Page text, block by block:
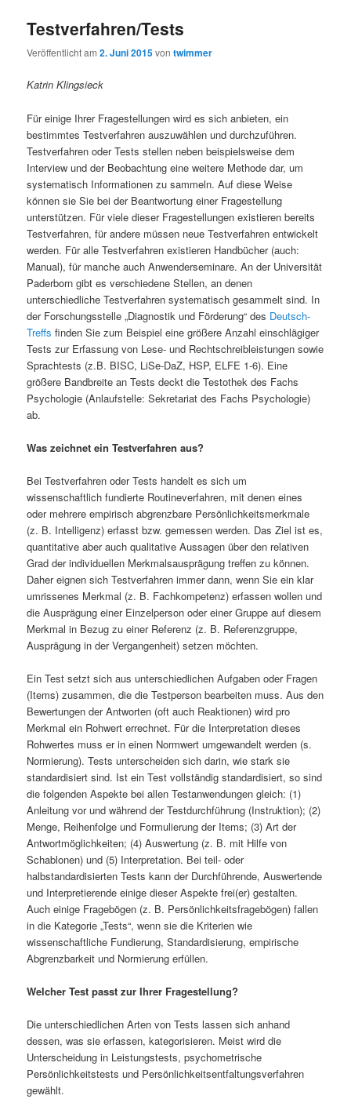
Testverfahren/Tests
Veröffentlicht am2. Juni 2015vontwimmer
Katrin Klingsieck
Für einige Ihrer Fragestellungen wird es sich anbieten, ein
bestimmtes Testverfahren auszuwählen und durchzuführen.
Testverfahren oder Tests stellen neben beispielsweise dem
Interview und der Beobachtung eine weitere Methode dar, um
systematisch Informationen zu sammeln. Auf diese Weise
können sie Sie bei der Beantwortung einer Fragestellung
unterstützen. Für viele dieser Fragestellungen existieren bereits
Testverfahren, für andere müssen neue Testverfahren entwickelt
werden. Für alle Testverfahren existieren Handbücher (auch:
Manual), für manche auch Anwenderseminare. An der Universität
Paderborn gibt es verschiedene Stellen, an denen
unterschiedliche Testverfahren systematisch gesammelt sind. In
der Forschungsstelle „Diagnostik und Förderung“ des Deutsch-
Treffs finden Sie zum Beispiel eine größere Anzahl einschlägiger
Tests zur Erfassung von Lese- und Rechtschreibleistungen sowie
Sprachtests (z.B. BISC, LiSe-DaZ, HSP, ELFE 1-6). Eine
größere Bandbreite an Tests deckt die Testothek des Fachs
Psychologie (Anlaufstelle: Sekretariat des Fachs Psychologie)
ab.
Was zeichnet ein Testverfahren aus?
Bei Testverfahren oder Tests handelt es sich um
wissenschaftlich fundierte Routineverfahren, mit denen eines
oder mehrere empirisch abgrenzbare Persönlichkeitsmerkmale
(z. B. Intelligenz) erfasst bzw. gemessen werden. Das Ziel ist es,
quantitative aber auch qualitative Aussagen über den relativen
Grad der individuellen Merkmalsausprägung treffen zu können.
Daher eignen sich Testverfahren immer dann, wenn Sie ein klar
umrissenes Merkmal (z. B. Fachkompetenz) erfassen wollen und
die Ausprägung einer Einzelperson oder einer Gruppe auf diesem
Merkmal in Bezug zu einer Referenz (z. B. Referenzgruppe,
Ausprägung in der Vergangenheit) setzen möchten.
Ein Test setzt sich aus unterschiedlichen Aufgaben oder Fragen
(Items) zusammen, die die Testperson bearbeiten muss. Aus den
Bewertungen der Antworten (oft auch Reaktionen) wird pro
Merkmal ein Rohwert errechnet. Für die Interpretation dieses
Rohwertes muss er in einen Normwert umgewandelt werden (s.
Normierung). Tests unterscheiden sich darin, wie stark sie
standardisiert sind. Ist ein Test vollständig standardisiert, so sind
die folgenden Aspekte bei allen Testanwendungen gleich: (1)
Anleitung vor und während der Testdurchführung (Instruktion); (2)
Menge, Reihenfolge und Formulierung der Items; (3) Art der
Antwortmöglichkeiten; (4) Auswertung (z. B. mit Hilfe von
Schablonen) und (5) Interpretation. Bei teil- oder
halbstandardisierten Tests kann der Durchführende, Auswertende
und Interpretierende einige dieser Aspekte frei(er) gestalten.
Auch einige Fragebögen (z. B. Persönlichkeitsfragebögen) fallen
in die Kategorie „Tests“, wenn sie die Kriterien wie
wissenschaftliche Fundierung, Standardisierung, empirische
Abgrenzbarkeit und Normierung erfüllen.
Welcher Test passt zur Ihrer Fragestellung?
Die unterschiedlichen Arten von Tests lassen sich anhand
dessen, was sie erfassen, kategorisieren. Meist wird die
Unterscheidung in Leistungstests, psychometrische
Persönlichkeitstests und Persönlichkeitsentfaltungsverfahren
gewählt.